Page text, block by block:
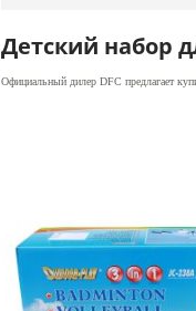
Детский набор
Официальный дилер DFC предлагает